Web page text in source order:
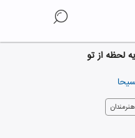
یه لحظه از تو